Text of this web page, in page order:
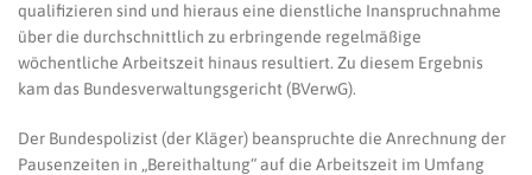
qualifizieren sind und hieraus eine dienstliche Inanspruchnahme
über die durchschnittlich zu erbringende regelmäßige
wöchentliche Arbeitszeit hinaus resultiert. Zu diesem Ergebnis
kam das Bundesverwaltungsgericht (BVerwG).
Der Bundespolizist (der Kläger) beanspruchte die Anrechnung der
Pausenzeiten in „Bereithaltung“ auf die Arbeitszeit im Umfang